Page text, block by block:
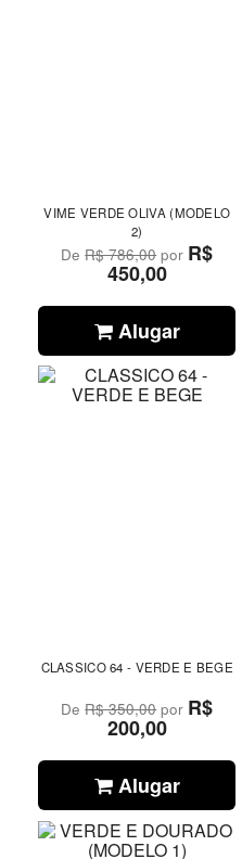
VIME VERDE OLIVA (MODELO
2)
DeR$ 786,00por R$
450,00
Alugar
CLASSICO 64 - VERDE E BEGE
DeR$ 350,00por R$
200,00
Alugar